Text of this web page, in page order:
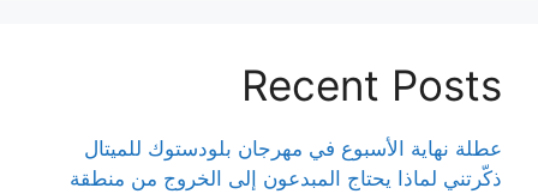
Recent Posts
عطلة نهاية الأسبوع في مهرجان بلودستوك للميتال
ذكّرتني لماذا يحتاج المبدعون إلى الخروج من منطقة